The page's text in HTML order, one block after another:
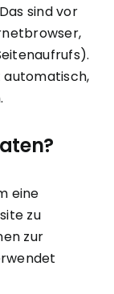
sind vor
automatisch,
eine
zu
zur